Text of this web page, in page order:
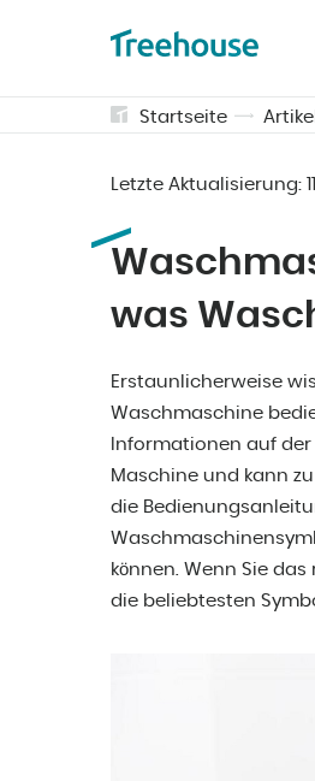
Startseite Artikel
Letzte Aktualisierung:
was
Erstaunlicherweise
Waschmaschine
Informationen auf
Maschine und kann
die
können. Wenn Sie
die beliebtesten